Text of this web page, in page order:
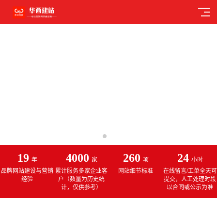
19 年
品牌网站建设与营销
经验
4000 家
累计服务多家企业客
户（数量为历史统
计，仅供参考）
260 项
网站细节标准
24 小时
在线留言/工单全天可
提交，人工处理时段
以合同或公示为准